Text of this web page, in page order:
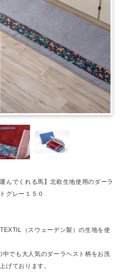
んでくれる馬】北欧生地使用のダーラ
グレー１５０
（スウェーデン製）の生地を使
でも大人気のダーラヘスト柄をお洗
げております。